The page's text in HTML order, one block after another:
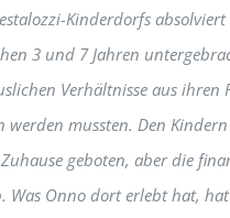
Kinderdorfs
3 und 7 Jahren
Verhältnisse aus ihren
werden mussten. Den
geboten, aber die
Was Onno dort erlebt hat,